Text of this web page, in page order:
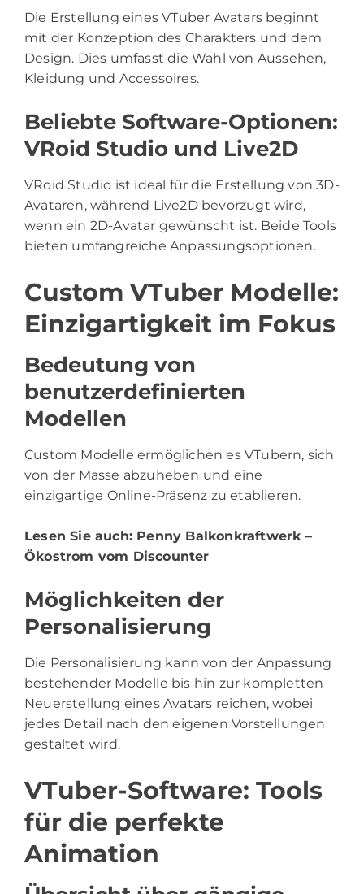
Die Erstellung eines VTuber Avatars beginnt
mit der Konzeption des Charakters und dem
Design. Dies umfasst die Wahl von Aussehen,
Kleidung und Accessoires.
Beliebte Software-Optionen:
VRoid Studio und Live2D
VRoid Studio ist ideal für die Erstellung von 3D-
Avataren, während Live2D bevorzugt wird,
wenn ein 2D-Avatar gewünscht ist. Beide Tools
bieten umfangreiche Anpassungsoptionen.
Custom VTuber Modelle:
Einzigartigkeit im Fokus
Bedeutung von
benutzerdefinierten
Modellen
Custom Modelle ermöglichen es VTubern, sich
von der Masse abzuheben und eine
einzigartige Online-Präsenz zu etablieren.
Lesen Sie auch: Penny Balkonkraftwerk –
Ökostrom vom Discounter
Möglichkeiten der
Personalisierung
Die Personalisierung kann von der Anpassung
bestehender Modelle bis hin zur kompletten
Neuerstellung eines Avatars reichen, wobei
jedes Detail nach den eigenen Vorstellungen
gestaltet wird.
VTuber-Software: Tools
für die perfekte
Animation